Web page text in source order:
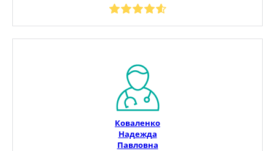
Коваленко
Надежда
Павловна